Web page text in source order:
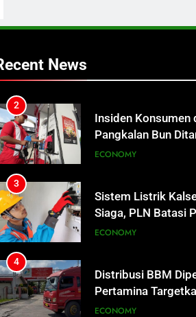
News
2
Pangkalan Bun
Pertamina
3
Sistem Listrik
Siaga, PLN Batasi
Selama 7 Hari
ECONOMY
4
Distribusi BBM
Pertamina
SPBU Sampit
ECONOMY
5
Ketua dan Empat
KPU Kotim Resmi
Tersangka Dugaan
HUKUM DAN KRIMINAL